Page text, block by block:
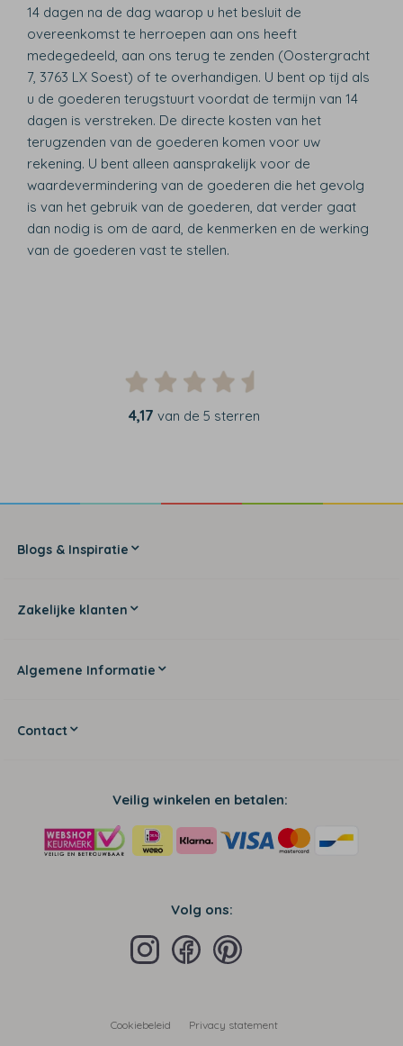
14 dagen na de dag waarop u het besluit de
overeenkomst te herroepen aan ons heeft
medegedeeld, aan ons terug te zenden (Oostergracht
7, 3763 LX Soest) of te overhandigen. U bent op tijd als
u de goederen terugstuurt voordat de termijn van 14
dagen is verstreken. De directe kosten van het
terugzenden van de goederen komen voor uw
rekening. U bent alleen aansprakelijk voor de
waardevermindering van de goederen die het gevolg
is van het gebruik van de goederen, dat verder gaat
dan nodig is om de aard, de kenmerken en de werking
van de goederen vast te stellen.
4,17 van de 5 sterren
Blogs & Inspiratie
Zakelijke klanten
Algemene Informatie
Contact
Veilig winkelen en betalen:
Volg ons:
Cookiebeleid Privacy statement